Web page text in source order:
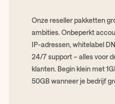
Onze reseller pakketten
ambities. Onbeperkt
IP-adressen, whitelabel
24/7 support – alles voor
klanten. Begin klein met
50GB wanneer je bedrijf